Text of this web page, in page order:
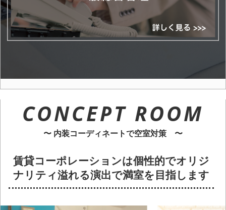
CONCEPT ROOM
〜 内装コーディネートで空室対策 〜
賃貸コーポレーションは個性的でオリジ
ナリティ溢れる演出で満室を目指します